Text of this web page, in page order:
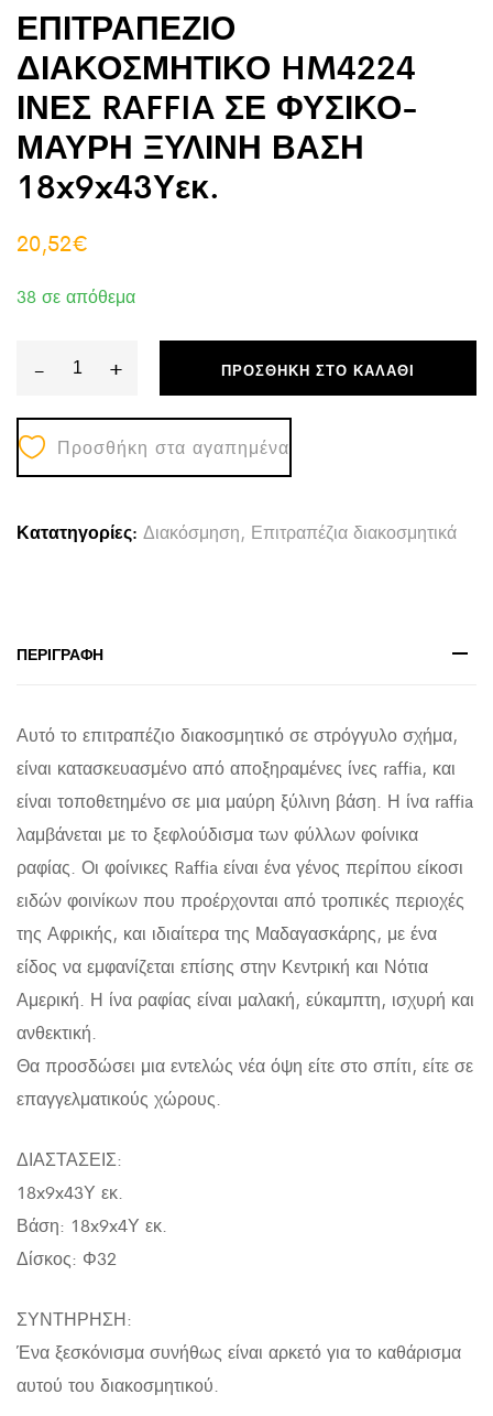
ΕΠΙΤΡΑΠΕΖΙΟ
ΔΙΑΚΟΣΜΗΤΙΚΟ HM4224
ΙΝΕΣ RAFFIA ΣΕ ΦΥΣΙΚΟ-
ΜΑΥΡΗ ΞΥΛΙΝΗ ΒΑΣΗ
18x9x43Υεκ.
20,52€
38 σε απόθεμα
-
ΕΠΙΤΡΑΠΕΖΙΟ
ΔΙΑΚΟΣΜΗΤΙΚΟ
HM4224
ΙΝΕΣ
ΣΕ
ΞΥΛΙΝΗ
quantity
+ ΠΡΟΣΘΉΚΗ ΣΤΟ ΚΑΛΆΘΙ
Προσθήκη στα αγαπημένα
Κατατηγορίες: Διακόσμηση, Επιτραπέζια διακοσμητικά
ΠΕΡΙΓΡΑΦΉ
Αυτό το επιτραπέζιο διακοσμητικό σε στρόγγυλο σχήμα,
είναι κατασκευασμένο από αποξηραμένες ίνες raffia, και
είναι τοποθετημένο σε μια μαύρη ξύλινη βάση. Η ίνα raffia
λαμβάνεται με το ξεφλούδισμα των φύλλων φοίνικα
ραφίας. Οι φοίνικες Raffia είναι ένα γένος περίπου είκοσι
ειδών φοινίκων που προέρχονται από τροπικές περιοχές
της Αφρικής, και ιδιαίτερα της Μαδαγασκάρης, με ένα
είδος να εμφανίζεται επίσης στην Κεντρική και Νότια
Αμερική. Η ίνα ραφίας είναι μαλακή, εύκαμπτη, ισχυρή και
ανθεκτική.
Θα προσδώσει μια εντελώς νέα όψη είτε στο σπίτι, είτε σε
επαγγελματικούς χώρους.
ΔΙΑΣΤΑΣΕΙΣ:
18x9x43Υ εκ.
Βάση: 18x9x4Υ εκ.
Δίσκος: Φ32
ΣΥΝΤΗΡΗΣΗ:
Ένα ξεσκόνισμα συνήθως είναι αρκετό για το καθάρισμα
αυτού του διακοσμητικού.